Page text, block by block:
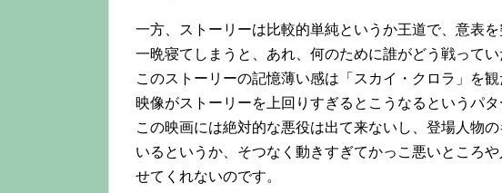
一方、ストーリーは比較的単純というか王道で、意表を
一晩寝てしまうと、あれ、何のために誰がどう戦ってい
このストーリーの記憶薄い感は「スカイ・クロラ」を
映像がストーリーを上回りすぎるとこうなるというパタ
この映画には絶対的な悪役は出て来ないし、登場人物
いるというか、そつなく動きすぎてかっこ悪いところ
せてくれないのです。